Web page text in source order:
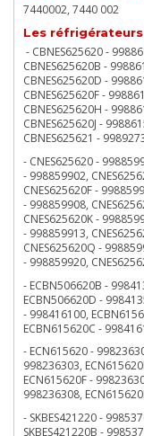
7440002, 7440 002
Les
- CBNES625620 -
CBNES625620B -
CBNES625620D -
CBNES625620F -
CBNES625620H -
CBNES625620J -
CBNES625621 -
- CNES625620 -
- 998859902,
CNES625620F -
- 998859908,
CNES625620K -
- 998859913,
CNES625620Q -
- 998859920,
- ECBN506620B -
ECBN506620D -
- 998416100,
ECBN615620C -
- ECN615620 -
998236303,
ECN615620F -
998236308,
- SKBES421220 -
SKBES421220B -